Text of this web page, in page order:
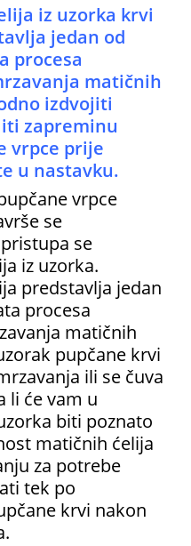
iz uzorka krvi
jedan od
procesa
matičnih
izdvojiti
zapreminu
vrpce prije
u nastavku.
vrpce
se
se
iz uzorka.
predstavlja jedan
procesa
matičnih
pupčane krvi
ili se čuva
li će vam u
biti poznato
matičnih ćelija
za potrebe
tek po
krvi nakon